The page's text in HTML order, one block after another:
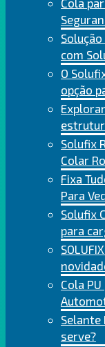
Cola
com
O
opção
Solufix
Colar
Fixa
Para
Solufix
para
Cola
Selante
serve?